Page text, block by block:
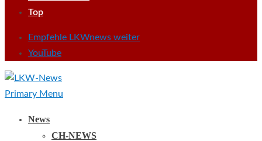
Top
Empfehle LKWnews weiter
YouTube
Primary Menu
News
CH-NEWS